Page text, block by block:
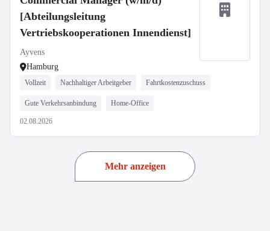
[Abteilungsleitung
Vertriebskooperationen Innendienst]
Ayvens
Hamburg
Vollzeit Nachhaltiger Arbeitgeber Fahrtkostenzuschuss
Gute Verkehrsanbindung Home-Office
02.08.2026
Mehr anzeigen